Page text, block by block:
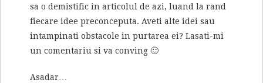
sa o demistific in articolul de azi, luand la rand
fiecare idee preconceputa. Aveti alte idei sau
intampinati obstacole in purtarea ei? Lasati-mi
un comentariu si va conving 🙂
Asadar…